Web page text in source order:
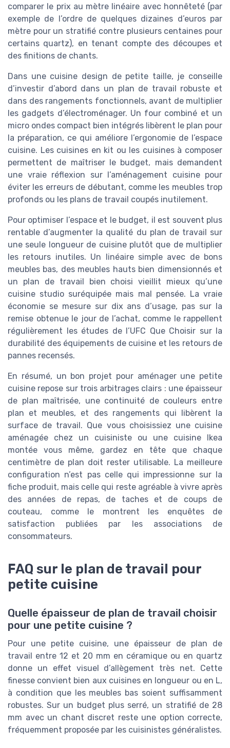
comparer le prix au mètre linéaire avec honnêteté (par
exemple de l’ordre de quelques dizaines d’euros par
mètre pour un stratifié contre plusieurs centaines pour
certains quartz), en tenant compte des découpes et
des finitions de chants.
Dans une cuisine design de petite taille, je conseille
d’investir d’abord dans un plan de travail robuste et
dans des rangements fonctionnels, avant de multiplier
les gadgets d’électroménager. Un four combiné et un
micro ondes compact bien intégrés libèrent le plan pour
la préparation, ce qui améliore l’ergonomie de l’espace
cuisine. Les cuisines en kit ou les cuisines à composer
permettent de maîtriser le budget, mais demandent
une vraie réflexion sur l’aménagement cuisine pour
éviter les erreurs de débutant, comme les meubles trop
profonds ou les plans de travail coupés inutilement.
Pour optimiser l’espace et le budget, il est souvent plus
rentable d’augmenter la qualité du plan de travail sur
une seule longueur de cuisine plutôt que de multiplier
les retours inutiles. Un linéaire simple avec de bons
meubles bas, des meubles hauts bien dimensionnés et
un plan de travail bien choisi vieillit mieux qu’une
cuisine studio suréquipée mais mal pensée. La vraie
économie se mesure sur dix ans d’usage, pas sur la
remise obtenue le jour de l’achat, comme le rappellent
régulièrement les études de l’UFC Que Choisir sur la
durabilité des équipements de cuisine et les retours de
pannes recensés.
En résumé, un bon projet pour aménager une petite
cuisine repose sur trois arbitrages clairs : une épaisseur
de plan maîtrisée, une continuité de couleurs entre
plan et meubles, et des rangements qui libèrent la
surface de travail. Que vous choisissiez une cuisine
aménagée chez un cuisiniste ou une cuisine Ikea
montée vous même, gardez en tête que chaque
centimètre de plan doit rester utilisable. La meilleure
configuration n’est pas celle qui impressionne sur la
fiche produit, mais celle qui reste agréable à vivre après
des années de repas, de taches et de coups de
couteau, comme le montrent les enquêtes de
satisfaction publiées par les associations de
consommateurs.
FAQ sur le plan de travail pour
petite cuisine
Quelle épaisseur de plan de travail choisir
pour une petite cuisine ?
Pour une petite cuisine, une épaisseur de plan de
travail entre 12 et 20 mm en céramique ou en quartz
donne un effet visuel d’allègement très net. Cette
finesse convient bien aux cuisines en longueur ou en L,
à condition que les meubles bas soient suffisamment
robustes. Sur un budget plus serré, un stratifié de 28
mm avec un chant discret reste une option correcte,
fréquemment proposée par les cuisinistes généralistes.